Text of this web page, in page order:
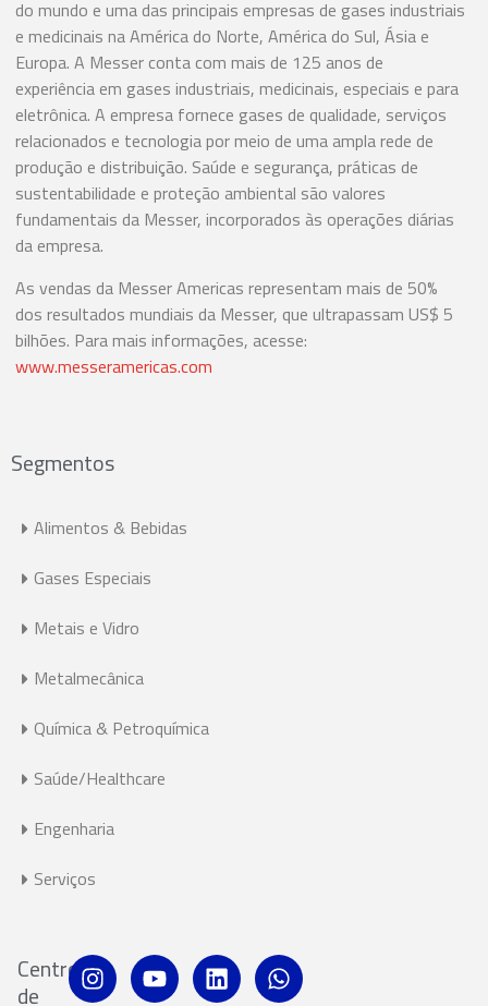
do mundo e uma das principais empresas de gases industriais
e medicinais na América do Norte, América do Sul, Ásia e
Europa. A Messer conta com mais de 125 anos de
experiência em gases industriais, medicinais, especiais e para
eletrônica. A empresa fornece gases de qualidade, serviços
relacionados e tecnologia por meio de uma ampla rede de
produção e distribuição. Saúde e segurança, práticas de
sustentabilidade e proteção ambiental são valores
fundamentais da Messer, incorporados às operações diárias
da empresa.
As vendas da Messer Americas representam mais de 50%
dos resultados mundiais da Messer, que ultrapassam US$ 5
bilhões. Para mais informações, acesse:
www.messeramericas.com
Segmentos
Alimentos & Bebidas
Gases Especiais
Metais e Vidro
Metalmecânica
Química & Petroquímica
Saúde/Healthcare
Engenharia
Serviços
Centro
de